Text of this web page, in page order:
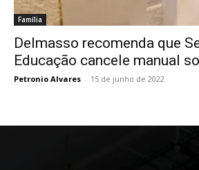
Família
Delmasso recomenda que
Educação cancele manual
Petronio Alvares - 15 de junho de 2022